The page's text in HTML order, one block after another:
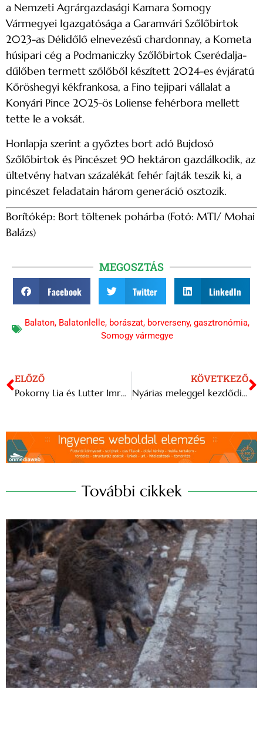
a Nemzeti Agrárgazdasági Kamara Somogy
Vármegyei Igazgatósága a Garamvári Szőlőbirtok
2023-as Délidőlő elnevezésű chardonnay, a Kometa
húsipari cég a Podmaniczky Szőlőbirtok Cserédalja-
dűlőben termett szőlőből készített 2024-es évjáratú
Kőröshegyi kékfrankosa, a Fino tejipari vállalat a
Konyári Pince 2025-ös Loliense fehérbora mellett
tette le a voksát.
Honlapja szerint a győztes bort adó Bujdosó
Szőlőbirtok és Pincészet 90 hektáron gazdálkodik, az
ültetvény hatvan százalékát fehér fajták teszik ki, a
pincészet feladatain három generáció osztozik.
Borítókép: Bort töltenek pohárba (Fotó: MTI/ Mohai
Balázs)
MEGOSZTÁS
Facebook Twitter LinkedIn
Balaton, Balatonlelle, borászat, borverseny, gasztronómia,
Somogy vármegye
ELŐZŐ
Pokorny Lia és Lutter Imre kapta az első Kálloy Molnár Péter-díjat
KÖVETKEZŐ
Nyárias meleggel kezdődik a jövő hét, majd lehűlés érkezik
További cikkek